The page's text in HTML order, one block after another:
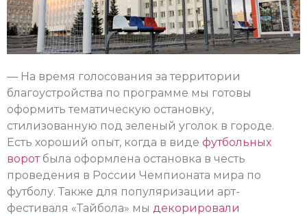
— На время голосования за территории
благоустройства по программе мы готовы
оформить тематическую остановку,
стилизованную под зеленый уголок в городе.
Есть хороший опыт, когда в виде футбольных
воротбыла оформлена остановка в честь
проведения в России Чемпионата мира по
футболу. Также для популяризации арт-
фестиваля «Тайбола» мы декорировали